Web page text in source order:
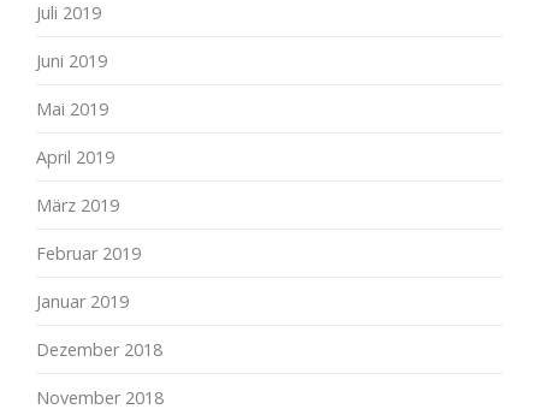
Juli 2019
Juni 2019
Mai 2019
April 2019
März 2019
Februar 2019
Januar 2019
Dezember 2018
November 2018